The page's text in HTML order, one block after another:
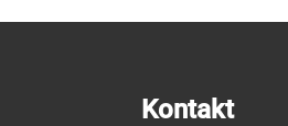
Kontakt